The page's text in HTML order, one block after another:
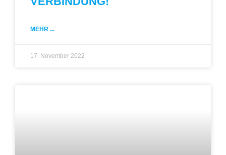
MEHR ...
17. November 2022